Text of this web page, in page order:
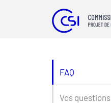
FAQ
Vos questions